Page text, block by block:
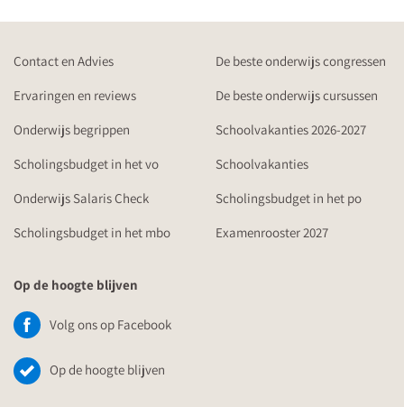
Contact en Advies
De beste onderwijs congressen
Ervaringen en reviews
De beste onderwijs cursussen
Onderwijs begrippen
Schoolvakanties 2026-2027
Scholingsbudget in het vo
Schoolvakanties
Onderwijs Salaris Check
Scholingsbudget in het po
Scholingsbudget in het mbo
Examenrooster 2027
Op de hoogte blijven
Volg ons op Facebook
Op de hoogte blijven